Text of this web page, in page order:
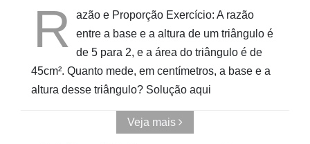
R
azão e Proporção Exercício: A razão
entre a base e a altura de um triângulo é
de 5 para 2, e a área do triângulo é de
45cm². Quanto mede, em centímetros, a base e a
altura desse triângulo? Solução aqui
Veja mais